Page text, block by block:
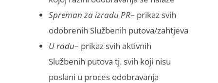
Spreman za izradu PR– prikaz svih
odobrenih Službenih putova/zahtjeva
U radu– prikaz svih aktivnih
Službenih putova tj. svih koji nisu
poslani u proces odobravanja